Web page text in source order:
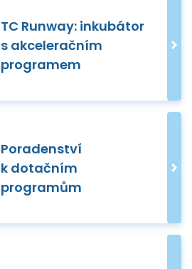
TC Runway: inkubátor
s akceleračním
programem
Poradenství
k dotačním
programům